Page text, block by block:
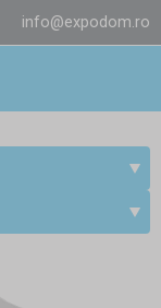
info@expodom.ro